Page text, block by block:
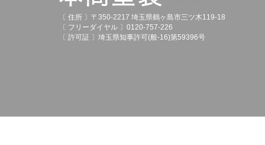
〔 住所 〕〒350-2217 埼玉県鶴ヶ島市三ツ木119-18
〔 フリーダイヤル 〕0120-757-226
〔 許可証 〕埼玉県知事許可(般-16)第59396号